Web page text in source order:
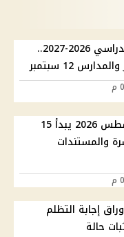
الخريطة الكاملة للعام الدراسي 2026-2027..
صرف تكافل وكرامة أغسطس 2026 يبدأ 15
أسرة والمستندات
أوراق إجابة التظلم
حالة